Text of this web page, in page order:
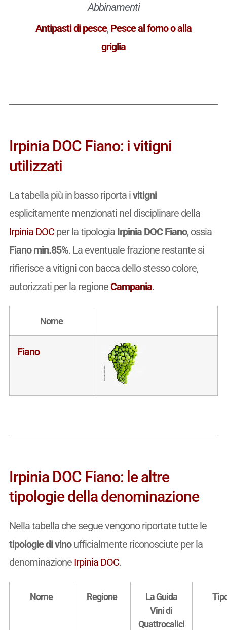
Abbinamenti
Antipasti di pesce, Pesce al forno o alla
griglia
Irpinia DOC Fiano: i vitigni
utilizzati
La tabella più in basso riporta ivitigni
esplicitamente menzionati nel disciplinare della
Irpinia DOCper la tipologia Irpinia DOC Fiano, ossia
Fiano min.85%. La eventuale frazione restante si
rifierisce a vitigni con bacca dello stesso colore,
autorizzati per la regioneCampania.
Nome
Fiano
Irpinia DOC Fiano: le altre
tipologie della denominazione
Nella tabella che segue vengono riportate tutte le
tipologie di vinoufficialmente riconosciute per la
denominazione Irpinia DOC.
Nome Regione
La Guida
Vini di
Quattrocalici